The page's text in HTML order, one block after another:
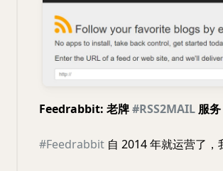
Feedrabbit: 老牌#RSS2MAIL 服务
#Feedrabbit 自 2014 年就运营了，